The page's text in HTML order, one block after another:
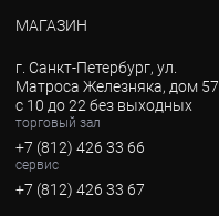
МАГАЗИН
г. Санкт-Петербург, ул.
Матроса Железняка, дом 57
с 10 до 22 без выходных
торговый зал
+7 (812) 426 33 66
сервис
+7 (812) 426 33 67